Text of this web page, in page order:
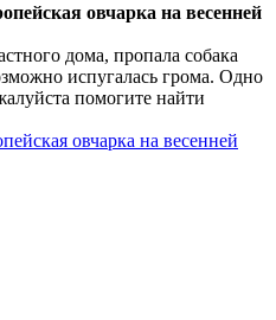
овчарка на весенней
дома, пропала собака
испугалась грома. Одно
помогите найти
овчарка на весенней